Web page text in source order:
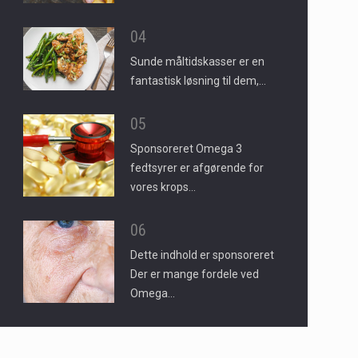
04
Sunde måltidskasser er en
fantastisk løsning til dem,…
05
Sponsoreret Omega 3
fedtsyrer er afgørende for
vores krops…
06
Dette indhold er sponsoreret
Der er mange fordele ved
Omega…